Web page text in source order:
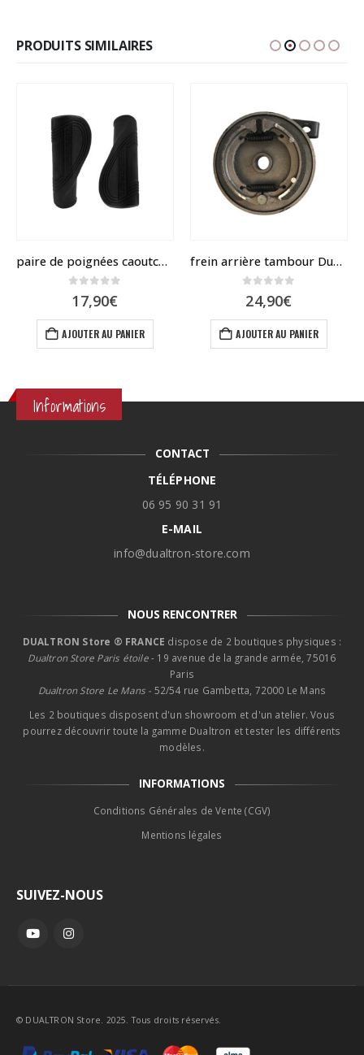
PRODUITS SIMILAIRES
paire de poignées caoutchouc DUALTRON
17,90€
AJOUTER AU PANIER
frein arrière tambour Dualtron Mini, Togo, POP
24,90€
AJOUTER AU PANIER
Informations
CONTACT
TÉLÉPHONE
06 95 90 31 91
E-MAIL
info@dualtron-store.com
NOUS RENCONTRER
DUALTRON Store ® FRANCE dispose de 2 boutiques physiques :
Dualtron Store Paris étoile- 19 avenue de la grande armée, 75016
Paris
Dualtron Store Le Mans - 52/54 rue Gambetta, 72000 Le Mans
Les 2 boutiques disposent d'un showroom et d'un atelier. Vous
pourrez découvrir toute la gamme Dualtron et tester les différents
modèles.
INFORMATIONS
Conditions Générales de Vente (CGV)
Mentions légales
SUIVEZ-NOUS
© DUALTRON Store. 2025. Tous droits réservés.